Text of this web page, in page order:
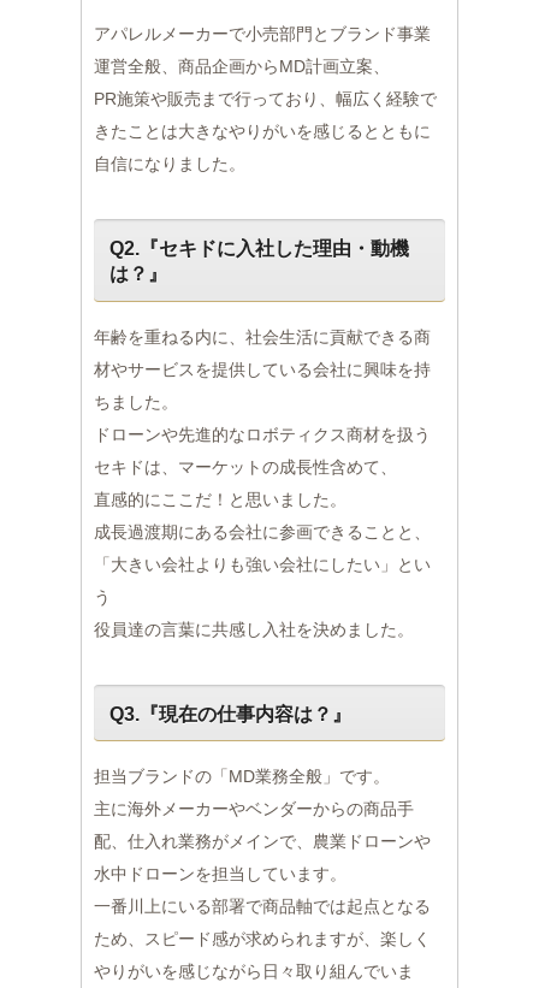
アパレルメーカーで小売部門とブランド事業
運営全般、商品企画からMD計画立案、
PR施策や販売まで行っており、幅広く経験で
きたことは大きなやりがいを感じるとともに
自信になりました。
Q2.『セキドに入社した理由・動機
は？』
年齢を重ねる内に、社会生活に貢献できる商
材やサービスを提供している会社に興味を持
ちました。
ドローンや先進的なロボティクス商材を扱う
セキドは、マーケットの成長性含めて、
直感的にここだ！と思いました。
成長過渡期にある会社に参画できることと、
「大きい会社よりも強い会社にしたい」とい
う
役員達の言葉に共感し入社を決めました。
Q3.『現在の仕事内容は？』
担当ブランドの「MD業務全般」です。
主に海外メーカーやベンダーからの商品手
配、仕入れ業務がメインで、農業ドローンや
水中ドローンを担当しています。
一番川上にいる部署で商品軸では起点となる
ため、スピード感が求められますが、楽しく
やりがいを感じながら日々取り組んでいま